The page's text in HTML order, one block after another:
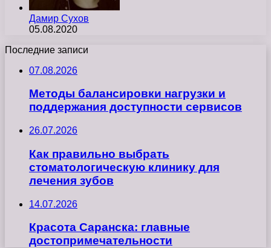
Дамир Сухов
05.08.2020
Последние записи
07.08.2026
Методы балансировки нагрузки и
поддержания доступности сервисов
26.07.2026
Как правильно выбрать
стоматологическую клинику для
лечения зубов
14.07.2026
Красота Саранска: главные
достопримечательности